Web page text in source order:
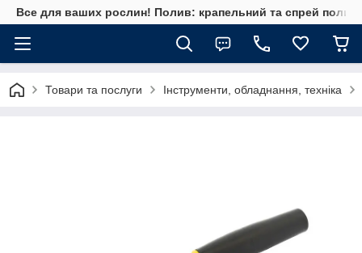
Все для ваших рослин! Полив: крапельний та спрей полив,
Товари та послуги Інструменти, обладнання, техніка